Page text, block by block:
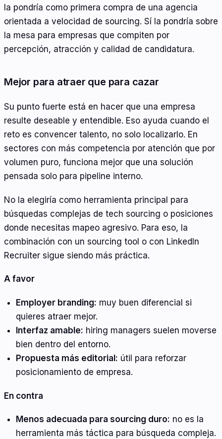
la pondría como primera compra de una agencia
orientada a velocidad de sourcing. Sí la pondría sobre
la mesa para empresas que compiten por
percepción, atracción y calidad de candidatura.
Mejor para atraer que para cazar
Su punto fuerte está en hacer que una empresa
resulte deseable y entendible. Eso ayuda cuando el
reto es convencer talento, no solo localizarlo. En
sectores con más competencia por atención que por
volumen puro, funciona mejor que una solución
pensada solo para pipeline interno.
No la elegiría como herramienta principal para
búsquedas complejas de tech sourcing o posiciones
donde necesitas mapeo agresivo. Para eso, la
combinación con un sourcing tool o con LinkedIn
Recruiter sigue siendo más práctica.
A favor
Employer branding: muy buen diferencial si
quieres atraer mejor.
Interfaz amable: hiring managers suelen moverse
bien dentro del entorno.
Propuesta más editorial: útil para reforzar
posicionamiento de empresa.
En contra
Menos adecuada para sourcing duro: no es la
herramienta más táctica para búsqueda compleja.